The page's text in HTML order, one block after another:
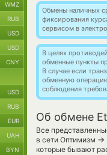
Обмены наличных
фиксирования
сервисом в
В целях
обменные пункты
В случае если
обменную
соблюдения
Об обмене
Все
в сети Оптимизм →
которые бывают
WMZ
RUB
USD
USD
CNY
USD
RUB
EUR
UAH
BYN